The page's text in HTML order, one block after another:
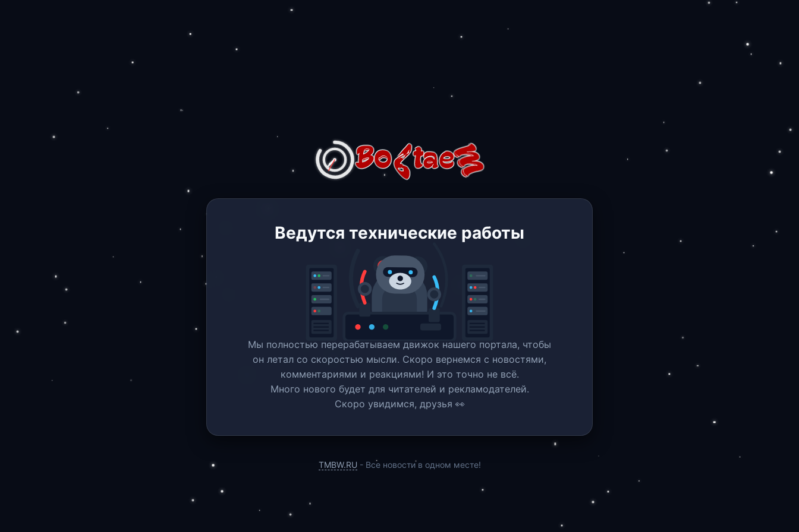
Ведутся технические работы
Мы полностью перерабатываем движок нашего портала, чтобы
он летал со скоростью мысли. Скоро вернемся c новостями,
комментариями и реакциями! И это точно не всё.
Много нового будет для читателей и рекламодателей.
Скоро увидимся, друзья 👀
TMBW.RU - Все новости в одном месте!